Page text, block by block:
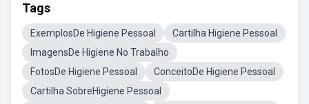
Tags
ExemplosDe Higiene Pessoal
Cartilha Higiene Pessoal
ImagensDe Higiene No Trabalho
FotosDe Higiene Pessoal
ConceitoDe Higiene Pessoal
Cartilha SobreHigiene Pessoal